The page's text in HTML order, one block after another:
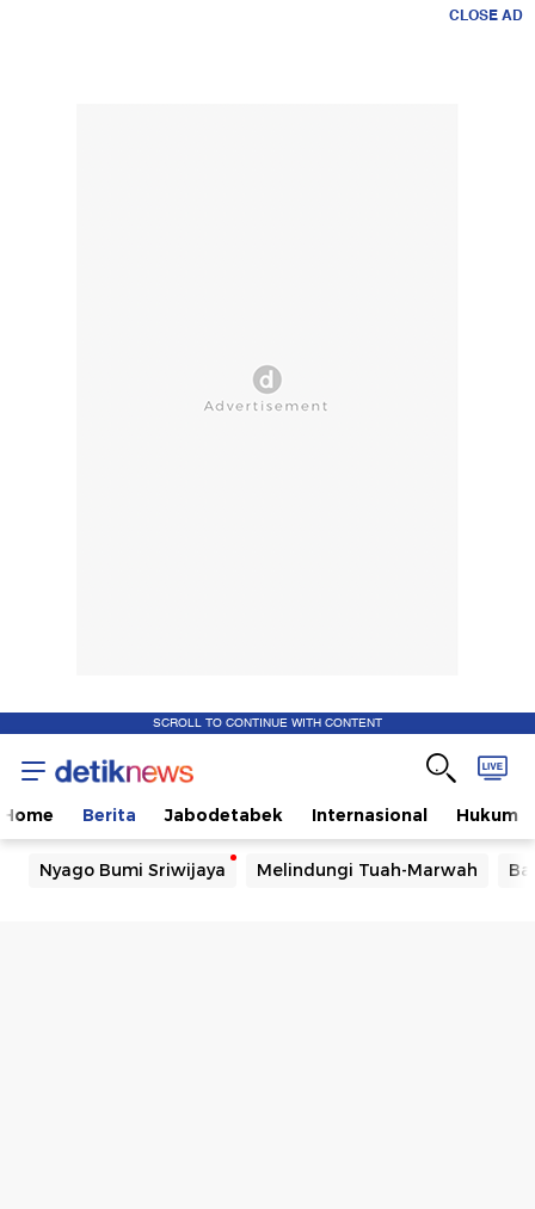
CLOSE AD
SCROLL TO CONTINUE WITH CONTENT
Home Berita Jabodetabek Internasional Hukum
Nyago Bumi Sriwijaya Melindungi Tuah-Marwah